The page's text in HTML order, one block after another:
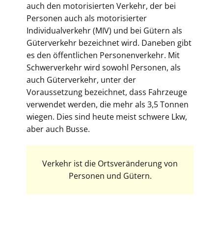
auch den motorisierten Verkehr, der bei
Personen auch als motorisierter
Individualverkehr (MIV) und bei Gütern als
Güterverkehr bezeichnet wird. Daneben gibt
es den öffentlichen Personenverkehr. Mit
Schwerverkehr wird sowohl Personen, als
auch Güterverkehr, unter der
Voraussetzung bezeichnet, dass Fahrzeuge
verwendet werden, die mehr als 3,5 Tonnen
wiegen. Dies sind heute meist schwere Lkw,
aber auch Busse.
Verkehr ist die Ortsveränderung von
Personen und Gütern.